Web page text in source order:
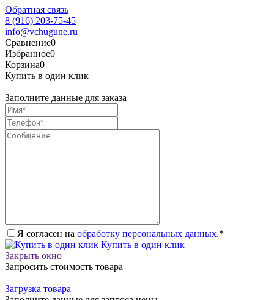
Обратная связь
8 (916) 203-75-45
info@vchugune.ru
Сравнение0
Избранное0
Корзина0
Купить в один клик
Заполните данные для заказа
Я согласен на обработку персональных данных.*
Купить в один клик
Закрыть окно
Запросить стоимость товара
Загрузка товара